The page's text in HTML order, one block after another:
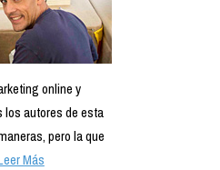
online y
los autores de esta
pero la que
Más